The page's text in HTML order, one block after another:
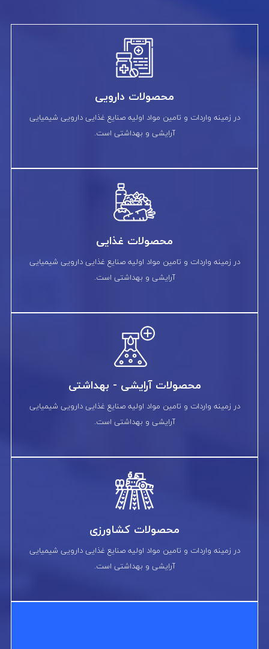
محصولات دارویی
در زمینه واردات و تامین مواد اولیه صنایع غذایی دارویی شیمیایی
آرایشی و بهداشتی است.
محصولات غذایی
در زمینه واردات و تامین مواد اولیه صنایع غذایی دارویی شیمیایی
آرایشی و بهداشتی است.
محصولات آرایشی - بهداشتی
در زمینه واردات و تامین مواد اولیه صنایع غذایی دارویی شیمیایی
آرایشی و بهداشتی است.
محصولات کشاورزی
در زمینه واردات و تامین مواد اولیه صنایع غذایی دارویی شیمیایی
آرایشی و بهداشتی است.